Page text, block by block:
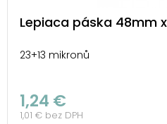
Lepiaca páska 48mm
23+13 mikronů
1,24 €
1,01 € bez DPH